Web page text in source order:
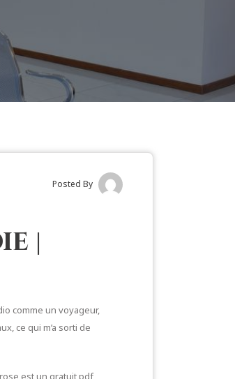
Posted By
|
comme un voyageur,
ce qui m’a sorti de
est un gratuit pdf